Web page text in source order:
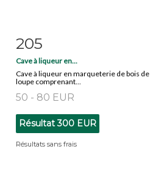
Fiche détaillée
205
Cave à liqueur en...
Cave à liqueur en marqueterie de bois de
loupe comprenant...
50 - 80 EUR
Résultat300 EUR
Résultats sans frais